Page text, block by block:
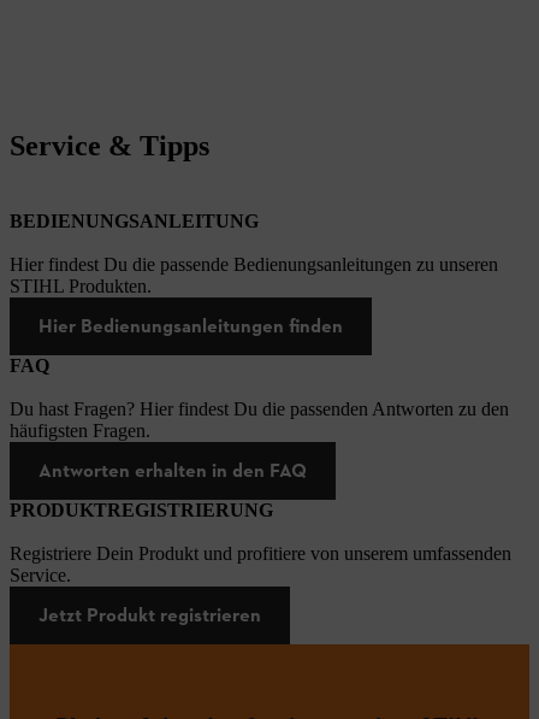
Service & Tipps
BEDIENUNGSANLEITUNG
Hier findest Du die passende Bedienungsanleitungen zu unseren
STIHL Produkten.
Hier Bedienungsanleitungen finden
FAQ
Du hast Fragen? Hier findest Du die passenden Antworten zu den
häufigsten Fragen.
Antworten erhalten in den FAQ
PRODUKTREGISTRIERUNG
Registriere Dein Produkt und profitiere von unserem umfassenden
Service.
Jetzt Produkt registrieren